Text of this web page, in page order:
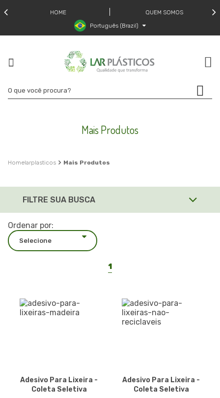
HOME
QUEM SOMOS
Português (Brazil)
Mais Produtos
larplasticos Mais Produtos
FILTRE SUA BUSCA
Ordenar por:
1
Adesivo Para Lixeira -
Coleta Seletiva
Adesivo Para Lixeira -
Coleta Seletiva